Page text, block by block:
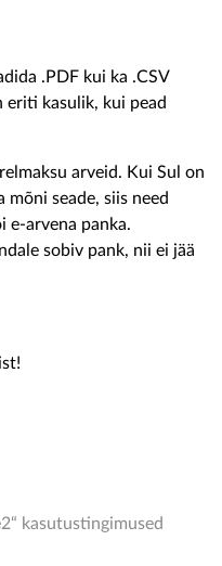
.PDF kui ka .CSV
eriti kasulik, kui pead
arveid. Kui Sul on
seade, siis need
e-arvena panka.
sobiv pank, nii ei jää
kasutustingimused